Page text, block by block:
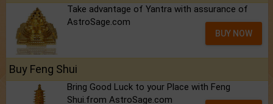
Take advantage of Yantra with assurance of
AstroSage.com
BUY NOW
Buy Feng Shui
Bring Good Luck to your Place with Feng
Shui.from AstroSage.com